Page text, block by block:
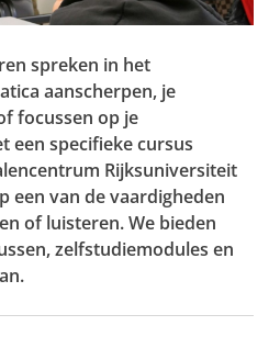
spreken in het
aanscherpen, je
focussen op je
een specifieke cursus
Rijksuniversiteit
een van de vaardigheden
of luisteren. We bieden
zelfstudiemodules en